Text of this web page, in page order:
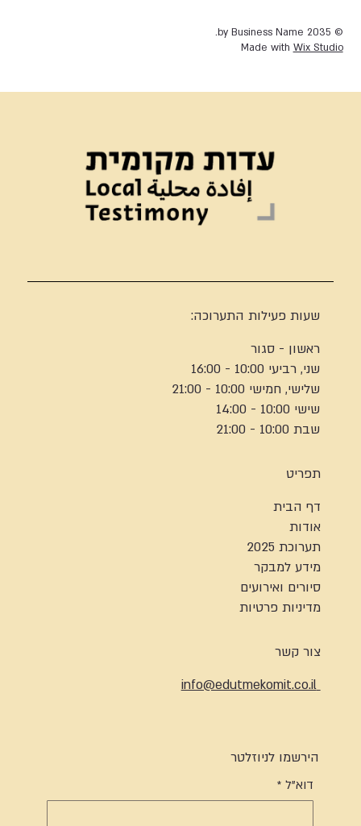
© 2035 by Business Name.
Made with Wix Studio
שעות פעילות התערוכה:
ראשון - סגור
שני, רביעי 10:00 - 16:00
שלישי, חמישי 10:00 - 21:00
שישי 10:00 - 14:00
שבת 10:00 - 21:00
תפריט
דף הבית
אודות
תערוכת 2025
מידע למבקר
סיורים ואירועים
מדיניות פרטיות
צור קשר
info@edutmekomit.co.il
הירשמו לניוזלטר
דוא"ל *